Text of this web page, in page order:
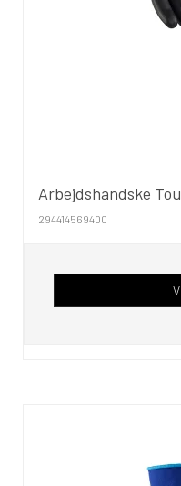
Arbejdshandske
294414569400